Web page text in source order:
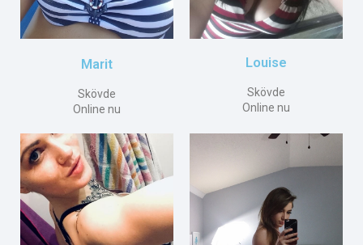
Marit
Skövde
Online nu
Louise
Skövde
Online nu